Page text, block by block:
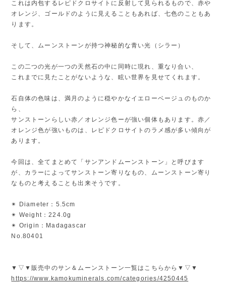
これは内包するレピドクロサイトに反射して見られるもので、赤や
オレンジ、ゴールドのように見えることもあれば、七色のこともあ
ります。
そして、ムーンストーンが持つ神秘的な青い光（シラー）
この二つの光が一つの天然石の中に同時に現れ、重なり合い、
これまでに見たことがないような、眩い世界を見せてくれます。
石自体の色味は、満月のように穏やかなイエローベージュのものか
ら、
サンストーンらしい赤／オレンジ色ーが強い個体もあります。赤／
オレンジ色が強いものは、レピドクロサイトのラメ感が多い傾向が
あります。
今回は、全てまとめて「サンアンドムーンストーン」と呼びます
が、カラーによってサンストーン寄りなもの、ムーンストーン寄り
なものと考えることも出来そうです。
✴︎ Diameter：5.5cm
✴︎ Weight：224.0g
✴︎ Origin：Madagascar
No.80401
▼▽▼販売中のサン＆ムーンストーン一覧はこちらから▼▽▼
https://www.kamokuminerals.com/categories/4250445